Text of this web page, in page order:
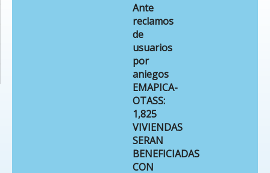
Ante
reclamos
de
usuarios
por
aniegos
EMAPICA-
OTASS:
1,825
VIVIENDAS
SERAN
BENEFICIADAS
CON